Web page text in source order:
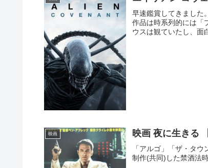
早速鑑賞してきました
作品は時系列的には「
ウスは観ていたし、面
映画 映画 夜に生きる
「アルゴ」「ザ・タ
制作(共同)した禁酒法